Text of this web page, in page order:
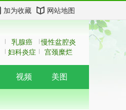
加为收藏 网站地图
乳腺癌
慢性盆腔炎
妇科炎症 宫颈糜烂
视频 美图